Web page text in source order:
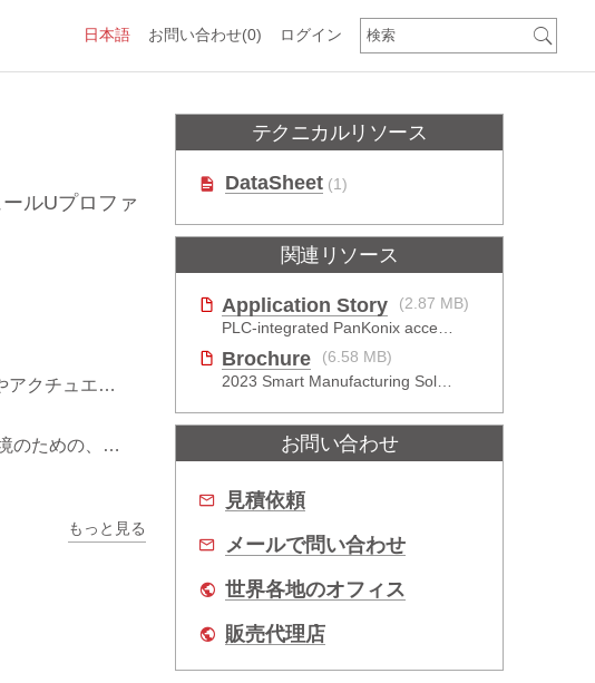
お問い合わせ(0)
日本語 ログイン
ルUプロファ
は端子ねじで固定
ングルボード設計
もっと見る
テクニカルリソース
DataSheet (1)
関連リソース
Application Story
(2.87 MB)
PLC-integrated PanKonix accelerates digitalization
Brochure
(6.58 MB)
2023 Smart Manufacturing Solutions Brochure
お問い合わせ
見積依頼
メールで問い合わせ
世界各地のオフィス
販売代理店